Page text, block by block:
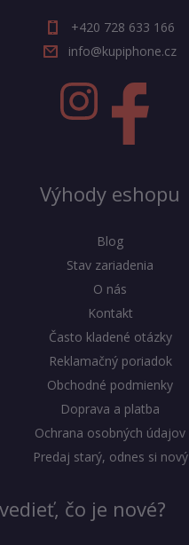
+420 728 633 166
info@kupiphone.cz
Výhody eshopu
Blog
Stav zariadenia
O nás
Kontakt
Často kladené otázky
Reklamačný poriadok
Obchodné podmienky
Doprava a platba
Ochrana osobných údajov
Predaj starý, odnes si nový
čo je nové?